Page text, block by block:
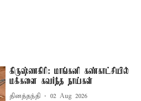
கிருஷ்ணகிரி: மாங்கனி கண்காட்சியில்
மக்களை கவர்ந்த நாய்கள்
தினத்தந்தி 02 Aug 2026